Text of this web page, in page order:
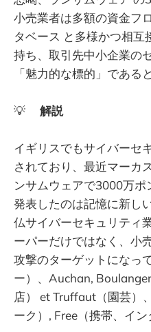
小売業者は多額の資金フ
タベース と多様かつ相互
持ち、取引先中小企業の
「魅力的な標的」である
💡 解説
イギリスでもサイバーセ
されており、最近マーカ
ンサムウェアで3000万ポ
発表したのは記憶に新しい
仏サイバーセキュリティ
ーパーだけではなく、小
攻撃のターゲットになっ
ー）、Auchan,
店） et Truffaut（園芸）
ーク）, Free（携帯、イン